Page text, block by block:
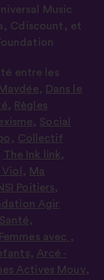
Music
, Cdiscount , et
entre les
Maydée, Dans le
, Règles
, Social
, Collectif
The Ink link,
, Ma
Poitiers,
Agir
,
Femmes avec ,
, Arcé -
Actives Mouv,